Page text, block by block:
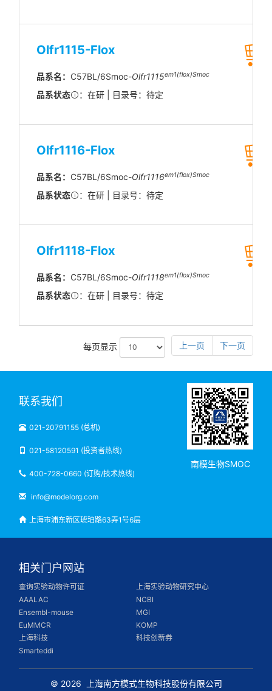
Olfr1115-Flox
品系名： C57BL/6Smoc-Olfr1115em1(flox)Smoc
品系状态 ：在研 | 目录号：待定
Olfr1116-Flox
品系名： C57BL/6Smoc-Olfr1116em1(flox)Smoc
品系状态 ：在研 | 目录号：待定
Olfr1118-Flox
品系名： C57BL/6Smoc-Olfr1118em1(flox)Smoc
品系状态 ：在研 | 目录号：待定
每页显示 上一页 下一页
联系我们
021-20791155 (总机)
021-58120591 (投资者热线)
400-728-0660 (订购/技术热线)
info@modelorg.com
上海市浦东新区琥珀路63弄1号6层
南模生物SMOC
相关门户网站
查询实验动物许可证
上海实验动物研究中心
AAALAC
NCBI
Ensembl-mouse
MGI
EuMMCR
KOMP
上海科技
科技创新券
Smarteddi
© 2026 上海南方模式生物科技股份有限公司